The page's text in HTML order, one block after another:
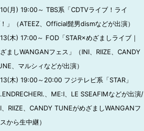
月) 19:00～ TBS系「CDTVライブ！ライ
」（ATEEZ、Official髭男dismなどが出演）
木) 17:00～ FOD「STAR×めざましライブ｜
ましWANGANフェス」（INI、RIIZE、CANDY
、マルシィなどが出演）
木) 19:00～20:00 フジテレビ系「STAR」
.ENDRECHERI.、ME:I、LE SSEAFIMなどが出演/
、RIIZE、CANDY TUNEがめざましWANGANフ
から生中継）